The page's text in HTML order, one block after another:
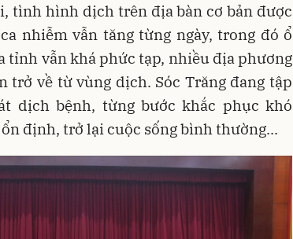
tình hình dịch trên địa bàn cơ bản được
nhiễm vẫn tăng từng ngày, trong đó ổ
tỉnh vẫn khá phức tạp, nhiều địa phương
trở về từ vùng dịch. Sóc Trăng đang tập
dịch bệnh, từng bước khắc phục khó
định, trở lại cuộc sống bình thường...